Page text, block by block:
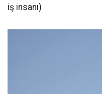
iş insanı)